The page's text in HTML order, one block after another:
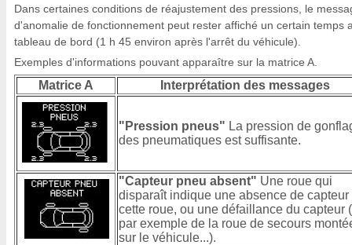
Dans certaines conditions de réajustement des pressions, le
d'anomalie de fonctionnement peut rester affiché un certain temps
tableau de bord (1 h 45 environ après l'arrêt du véhicule).
Exemples d'informations pouvant apparaître sur la matrice A.
Matrice A Interprétation des messages
"Pression pneus" La pression de
des pneumatiques est suffisante.
"Capteur pneu absent" Une roue qui
disparaît indique une absence de capteur
cette roue, ou une défaillance du capteur
par exemple de la roue de secours
sur le véhicule...).